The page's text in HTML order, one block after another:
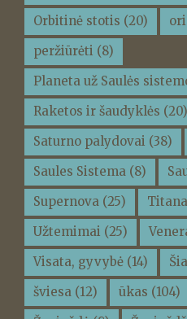
Orbitinė stotis (20)
peržiūrėti (8)
Planeta už Saulės
Raketos ir šaudyklės (20)
Saturno palydovai (38)
Saules Sistema (8)
Supernova (25)
Užtemimai (25)
Visata, gyvybė (14)
šviesa (12) ūkas (104)